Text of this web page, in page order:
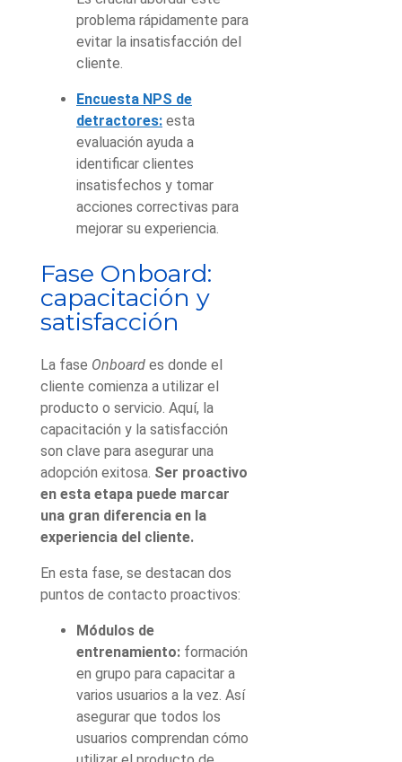
problema rápidamente para
evitar la insatisfacción del
cliente.
Encuesta NPS de
detractores: esta
evaluación ayuda a
identificar clientes
insatisfechos y tomar
acciones correctivas para
mejorar su experiencia.
Fase Onboard:
capacitación y
satisfacción
La fase Onboard es donde el
cliente comienza a utilizar el
producto o servicio. Aquí, la
capacitación y la satisfacción
son clave para asegurar una
adopción exitosa. Ser proactivo
en esta etapa puede marcar
una gran diferencia en la
experiencia del cliente.
En esta fase, se destacan dos
puntos de contacto proactivos:
Módulos de
entrenamiento: formación
en grupo para capacitar a
varios usuarios a la vez. Así
asegurar que todos los
usuarios comprendan cómo